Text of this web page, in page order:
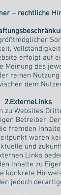
– rechtliche
erfolgt auf
Meinung des
reinen
dem
2.ExterneLinks
zu Websites
Betreiber.
fremden
waren
und
Links
Inhalte zu
konkrete
jedoch